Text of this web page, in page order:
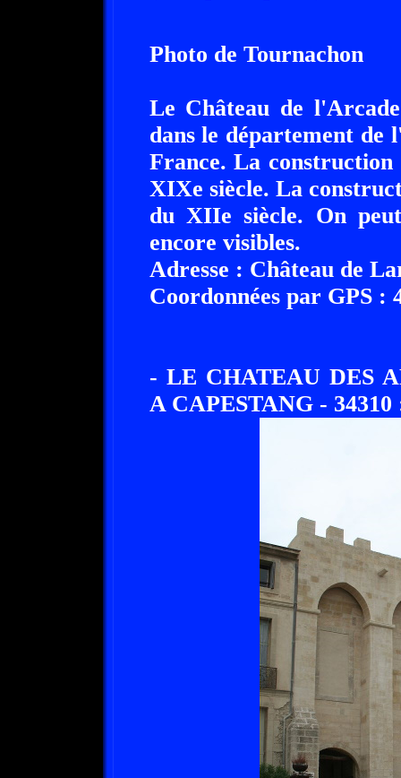
Photo de Tournachon
Le Château de
dans le département de
France. La
XIXe siècle. La
du XIIe siècle. On
encore visibles.
Adresse : Château de
Coordonnées par GPS :
- LE CHATEAU DES
A CAPESTANG - 34310